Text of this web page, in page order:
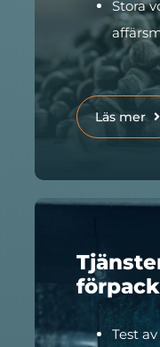
Stora
Läs mer
Test